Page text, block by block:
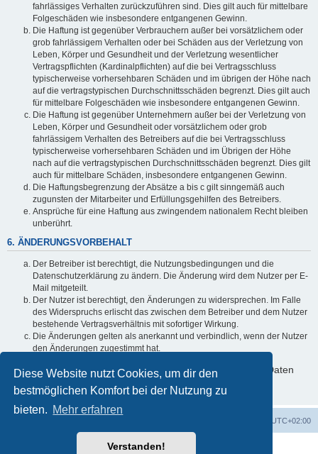
Diese Website nutzt Cookies, um dir den
bestmöglichen Komfort bei der Nutzung zu
bieten. Mehr erfahren
Verstanden!
fahrlässiges Verhalten zurückzuführen sind. Dies gilt auch für mittelbare
Folgeschäden wie insbesondere entgangenen Gewinn.
Die Haftung ist gegenüber Verbrauchern außer bei vorsätzlichem oder
grob fahrlässigem Verhalten oder bei Schäden aus der Verletzung von
Leben, Körper und Gesundheit und der Verletzung wesentlicher
Vertragspflichten (Kardinalpflichten) auf die bei Vertragsschluss
typischerweise vorhersehbaren Schäden und im übrigen der Höhe nach
auf die vertragstypischen Durchschnittsschäden begrenzt. Dies gilt auch
für mittelbare Folgeschäden wie insbesondere entgangenen Gewinn.
Die Haftung ist gegenüber Unternehmern außer bei der Verletzung von
Leben, Körper und Gesundheit oder vorsätzlichem oder grob
fahrlässigem Verhalten des Betreibers auf die bei Vertragsschluss
typischerweise vorhersehbaren Schäden und im Übrigen der Höhe
nach auf die vertragstypischen Durchschnittsschäden begrenzt. Dies gilt
auch für mittelbare Schäden, insbesondere entgangenen Gewinn.
Die Haftungsbegrenzung der Absätze a bis c gilt sinngemäß auch
zugunsten der Mitarbeiter und Erfüllungsgehilfen des Betreibers.
Ansprüche für eine Haftung aus zwingendem nationalem Recht bleiben
unberührt.
6. ÄNDERUNGSVORBEHALT
Der Betreiber ist berechtigt, die Nutzungsbedingungen und die
Datenschutzerklärung zu ändern. Die Änderung wird dem Nutzer per E-
Mail mitgeteilt.
Der Nutzer ist berechtigt, den Änderungen zu widersprechen. Im Falle
des Widerspruchs erlischt das zwischen dem Betreiber und dem Nutzer
bestehende Vertragsverhältnis mit sofortiger Wirkung.
Die Änderungen gelten als anerkannt und verbindlich, wenn der Nutzer
den Änderungen zugestimmt hat.
Informationen über den Umgang mit deinen persönlichen Daten
sind in der Datenschutzerklärung enthalten.
UTC+02:00
Powered byphpBB® Forum Software © phpBB Limited